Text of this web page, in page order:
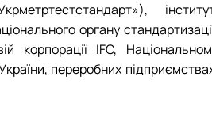
органу
корпорації IFC,
переробних